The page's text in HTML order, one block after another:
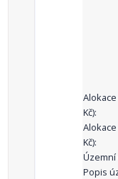
Kč):
Kč):
Územní
Popis